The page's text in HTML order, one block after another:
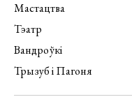
Мастацтва
Тэатр
Вандроўкі
Трызуб і Пагоня